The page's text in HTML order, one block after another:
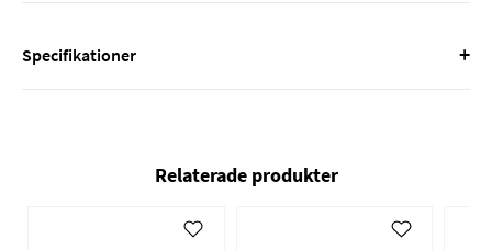
Specifikationer +
Relaterade produkter